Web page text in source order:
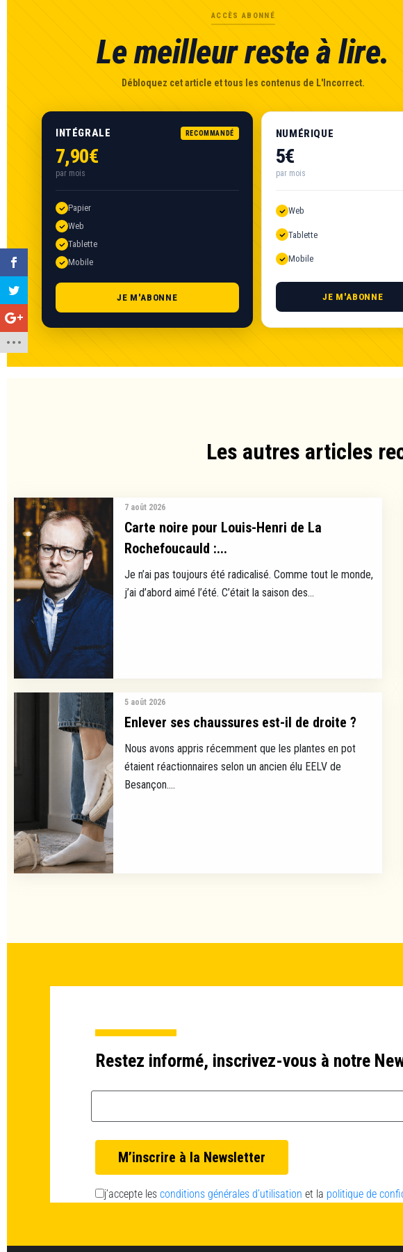
ACCÈS ABONNÉ
Le meilleur reste à lire.
Débloquez cet article et tous les contenus de L'Incorrect.
INTÉGRALE RECOMMANDÉ
7,90€
par mois
Papier
Web
Tablette
Mobile
JE M'ABONNE
NUMÉRIQUE
5€
par mois
Web
Tablette
Mobile
JE M'ABONNE
Les autres articles
7 août 2026
Carte noire pour Louis-Henri de La
Rochefoucauld :...
Je n’ai pas toujours été radicalisé. Comme tout le monde,
j’ai d’abord aimé l’été. C’était la saison des...
5 août 2026
Enlever ses chaussures est-il de droite ?
Nous avons appris récemment que les plantes en pot
étaient réactionnaires selon un ancien élu EELV de
Besançon....
Restez informé, inscrivez-vous à notre
j’accepte les conditions générales d’utilisation et la politique de